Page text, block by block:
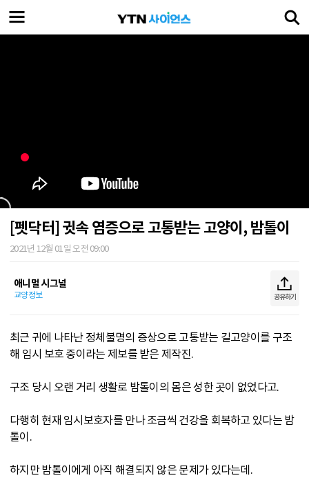
[펫닥터] 귓속 염증으로 고통받는 고양이, 밤톨이
2021년 12월 01일 오전 09:00
애니멀 시그널
교양정보 공유하기
최근 귀에 나타난 정체불명의 증상으로 고통받는 길고양이를 구조
해 임시 보호 중이라는 제보를 받은 제작진.
구조 당시 오랜 거리 생활로 밤톨이의 몸은 성한 곳이 없었다고.
다행히 현재 임시보호자를 만나 조금씩 건강을 회복하고 있다는 밤
톨이.
하지만 밤톨이에게 아직 해결되지 않은 문제가 있다는데.